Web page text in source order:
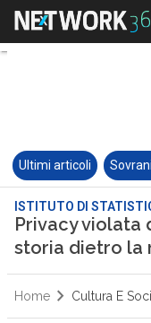
Ultimi articoli
ISTITUTO DI
Privacy violata
storia dietro la
Home Cultura E